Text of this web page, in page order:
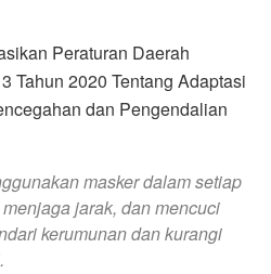
Peraturan Daerah
Tahun 2020 Tentang Adaptasi
dan Pengendalian
masker dalam setiap
jarak, dan mencuci
kerumunan dan kurangi